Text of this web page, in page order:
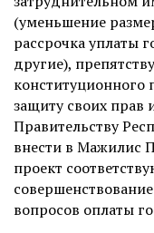
(уменьшение
рассрочка уплаты
другие),
конституционного
защиту своих прав
Правительству
внести в Мажилис
проект
вопросов оплаты